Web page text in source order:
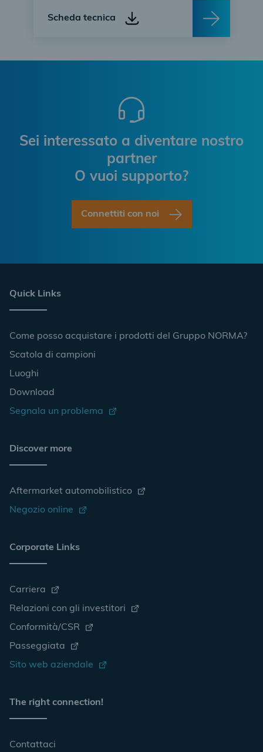
Scheda tecnica
Sei interessato a diventare nostro
partner
O vuoi supporto?
Connettiti con noi
Quick Links
Come posso acquistare i prodotti del Gruppo NORMA?
Scatola di campioni
Luoghi
Download
Segnala un problema
Discover more
Aftermarket automobilistico
Negozio online
Corporate Links
Carriera
Relazioni con gli investitori
Conformità/CSR
Passeggiata
Sito web aziendale
The right connection!
Contattaci